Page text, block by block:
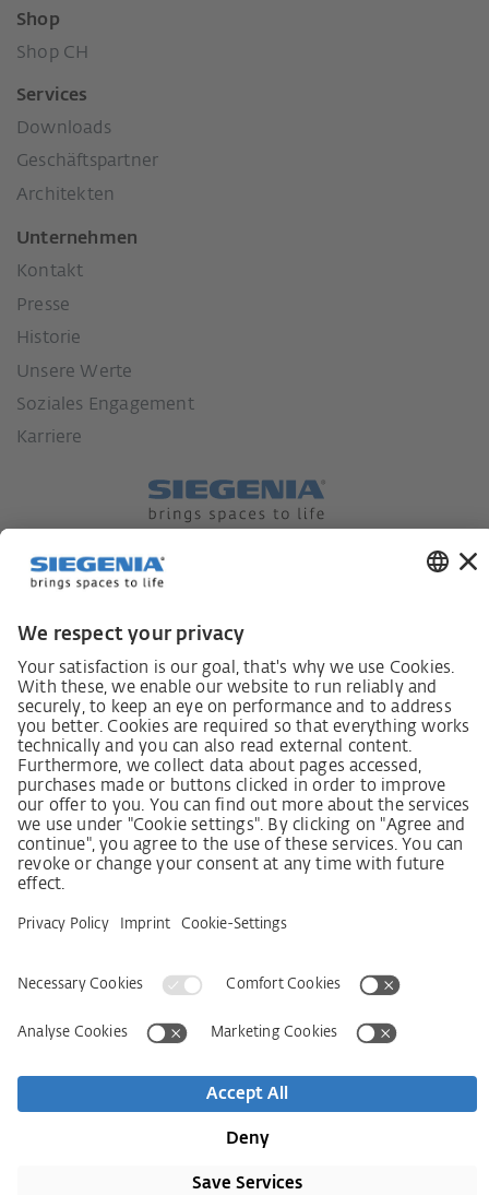
Shop
Shop CH
Services
Downloads
Geschäftspartner
Architekten
Unternehmen
Kontakt
Presse
Historie
Unsere Werte
Soziales Engagement
Karriere
Lieferkettensorgfaltspflichtengesetz
Lieferantenkodex
LkSG-Merkblatt für Lieferanten
Grundsatzerklärung Menschenrechtsstrategie
Beschwerdeverfahren
Impressum AGB
Datenschutz
Erklärung zur Barrierefreiheit
Services
Kontakt